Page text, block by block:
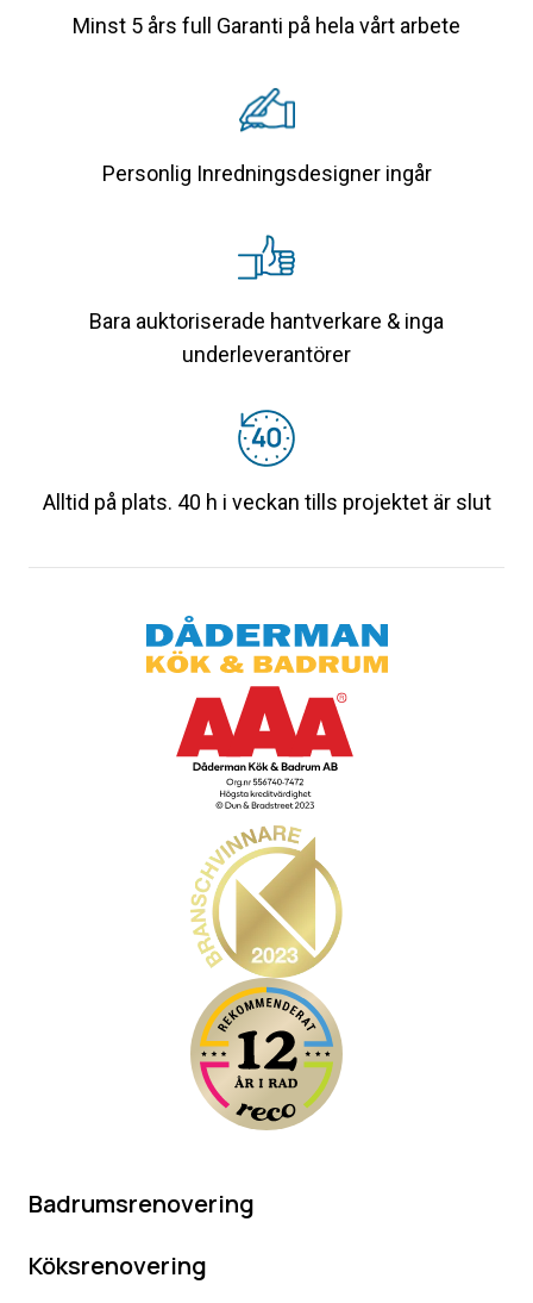
Minst 5 års full Garanti på hela vårt arbete
Personlig Inredningsdesigner ingår
Bara auktoriserade hantverkare & inga
underleverantörer
Alltid på plats. 40 h i veckan tills projektet är slut
Badrumsrenovering
Köksrenovering